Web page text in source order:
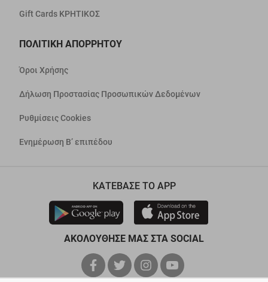
Gift Cards ΚΡΗΤΙΚΟΣ
ΠΟΛΙΤΙΚΗ ΑΠΟΡΡΗΤΟΥ
Όροι Χρήσης
Δήλωση Προστασίας Προσωπικών Δεδομένων
Ρυθμίσεις Cookies
Ενημέρωση Β’ επιπέδου
ΚΑΤΕΒΑΣΕ ΤΟ APP
ΑΚΟΛΟΥΘΗΣΕ ΜΑΣ ΣΤΑ SOCIAL